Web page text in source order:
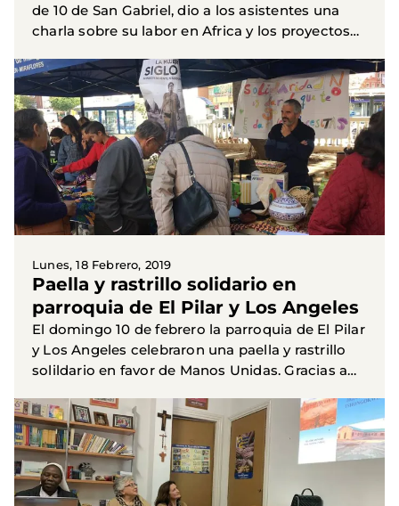
de 10 de San Gabriel, dio a los asistentes una
charla sobre su labor en Africa y los proyectos
Lunes, 18 Febrero, 2019
Paella y rastrillo solidario en
parroquia de El Pilar y Los Angeles
El domingo 10 de febrero la parroquia de El Pilar
y Los Angeles celebraron una paella y rastrillo
solildario en favor de Manos Unidas. Gracias a